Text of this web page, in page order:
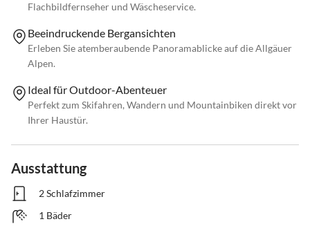
Flachbildfernseher und Wäscheservice.
Beeindruckende Bergansichten
Erleben Sie atemberaubende Panoramablicke auf die Allgäuer
Alpen.
Ideal für Outdoor-Abenteuer
Perfekt zum Skifahren, Wandern und Mountainbiken direkt vor
Ihrer Haustür.
Ausstattung
2 Schlafzimmer
1 Bäder